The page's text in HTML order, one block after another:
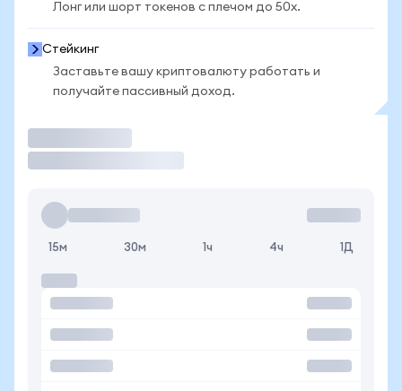
Лонг или шорт токенов с плечом до 50x.
Стейкинг
Заставьте вашу криптовалюту работать и
получайте пассивный доход.
15м 30м 1ч 4ч 1Д